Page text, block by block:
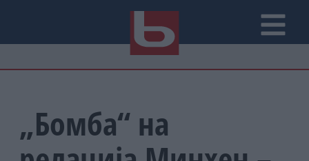
„Бомба“ на